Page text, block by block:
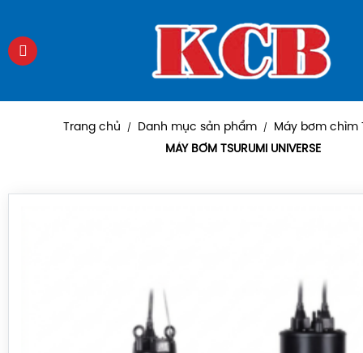
Trang chủ / Danh mục sản phẩm /
Máy bơm chìm
MÁY BƠM TSURUMI UNIVERSE